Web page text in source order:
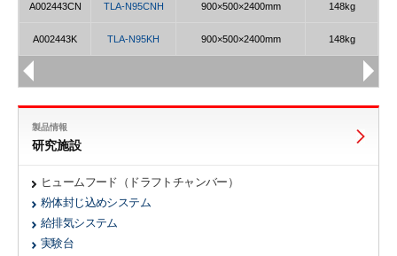
A002443CN TLA-N95CNH 900×500×2400mm 148kg
A002443K TLA-N95KH 900×500×2400mm 148kg
製品情報
研究施設
ヒュームフード（ドラフトチャンバー）
粉体封じ込めシステム
給排気システム
実験台